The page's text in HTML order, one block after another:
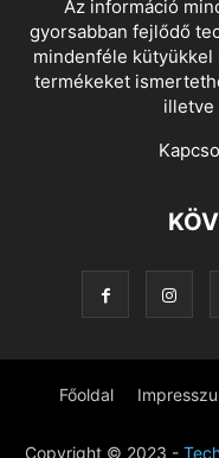
Az információ
gyorsabban fejlődő
mindenféle
termékeket
illetve
Főoldal
Copyright © 2023 -